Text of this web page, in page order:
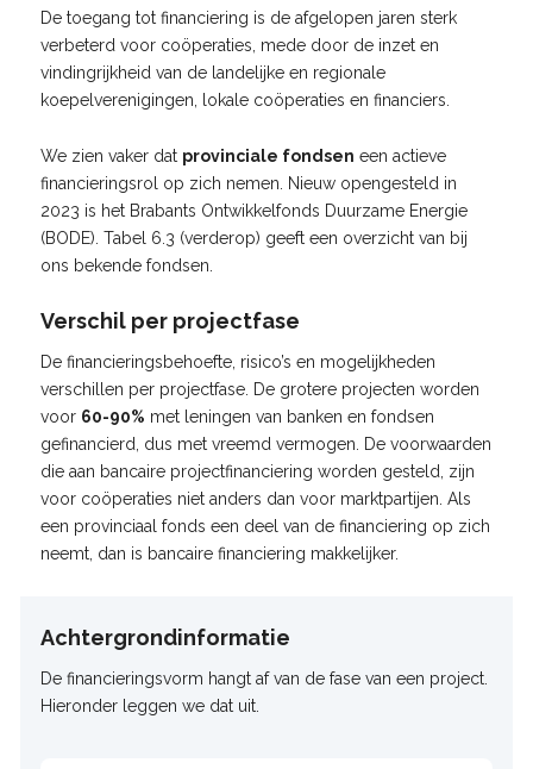
De toegang tot financiering is de afgelopen jaren sterk
verbeterd voor coöperaties, mede door de inzet en
vindingrijkheid van de landelijke en regionale
koepelverenigingen, lokale coöperaties en financiers.
We zien vaker dat provinciale fondsen een actieve
financieringsrol op zich nemen. Nieuw opengesteld in
2023 is het Brabants Ontwikkelfonds Duurzame Energie
(BODE). Tabel 6.3 (verderop) geeft een overzicht van bij
ons bekende fondsen.
Verschil per projectfase
De financieringsbehoefte, risico’s en mogelijkheden
verschillen per projectfase. De grotere projecten worden
voor 60-90% met leningen van banken en fondsen
gefinancierd, dus met vreemd vermogen. De voorwaarden
die aan bancaire projectfinanciering worden gesteld, zijn
voor coöperaties niet anders dan voor marktpartijen. Als
een provinciaal fonds een deel van de financiering op zich
neemt, dan is bancaire financiering makkelijker.
Achtergrondinformatie
De financieringsvorm hangt af van de fase van een project.
Hieronder leggen we dat uit.